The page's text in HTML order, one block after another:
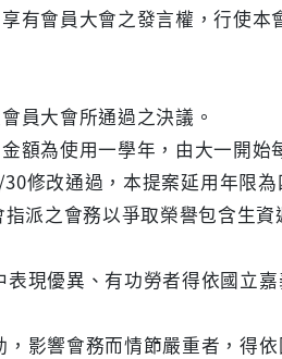
有會員大會之發言權，行使本
員大會所通過之決議。
額為使用一學年，由大一開始
修改通過，本提案延用年限
派之會務以爭取榮譽包含生資
優異、有功勞者得依國立嘉
響會務而情節嚴重者，得依